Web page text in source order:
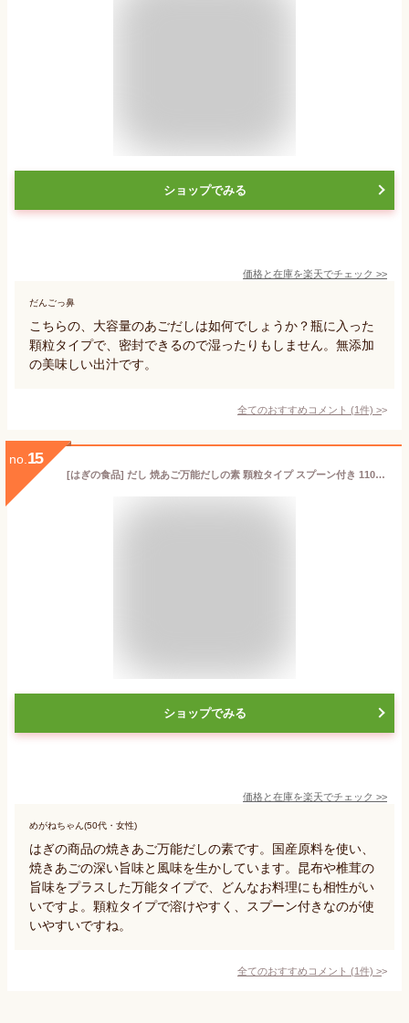
ショップでみる
価格と在庫を楽天でチェック >>
だんごっ鼻
こちらの、大容量のあごだしは如何でしょうか？瓶に入った
顆粒タイプで、密封できるので湿ったりもしません。無添加
の美味しい出汁です。
全てのおすすめコメント (1件) >
no. 15
[はぎの食品] だし 焼あご万能だしの素 顆粒タイプ スプーン付き 110g /出汁 あご 飛魚 トビウオ あごだし 焼きあご 顆粒タイプ 顆粒だし 旨み 風味 味わい深い お吸い物 みそ汁 汁物 使い方色々 アレンジ多様 スプーン付き 便利 使いやすい
ショップでみる
価格と在庫を楽天でチェック >>
めがねちゃん(50代・女性)
はぎの商品の焼きあご万能だしの素です。国産原料を使い、
焼きあごの深い旨味と風味を生かしています。昆布や椎茸の
旨味をプラスした万能タイプで、どんなお料理にも相性がい
いですよ。顆粒タイプで溶けやすく、スプーン付きなのが使
いやすいですね。
全てのおすすめコメント (1件) >